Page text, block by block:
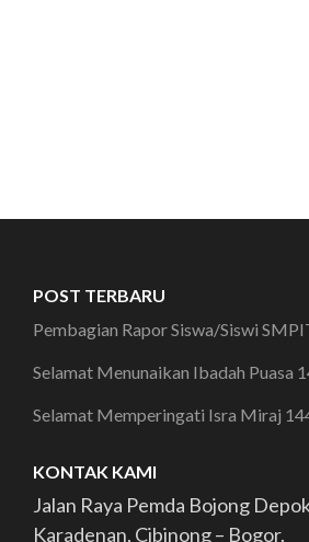
POST TERBARU
Pembagian Rapor Siswa/Siswi
Selamat Menunaikan Ibadah Puasa
Selamat Memperingati Isra Miraj
KONTAK KAMI
Jalan Raya Pemda Bojong
Karadenan, Cibinong – Bogor.